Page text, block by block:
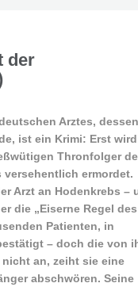
der
Arztes, dessen
ist ein Krimi: Erst wird
Thronfolger
ermordet.
Arzt an Hodenkrebs –
die „Eiserne Regel des
Patienten, in
– doch die von
an, zeiht sie eine
abschwören. Seine